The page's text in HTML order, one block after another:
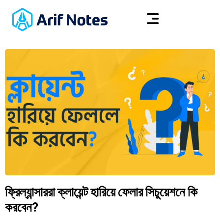
ফ্রিল্যান্সাররা ক্লায়েন্ট হারিয়ে ফেলার সিচুয়েশনে কি
করবেন?